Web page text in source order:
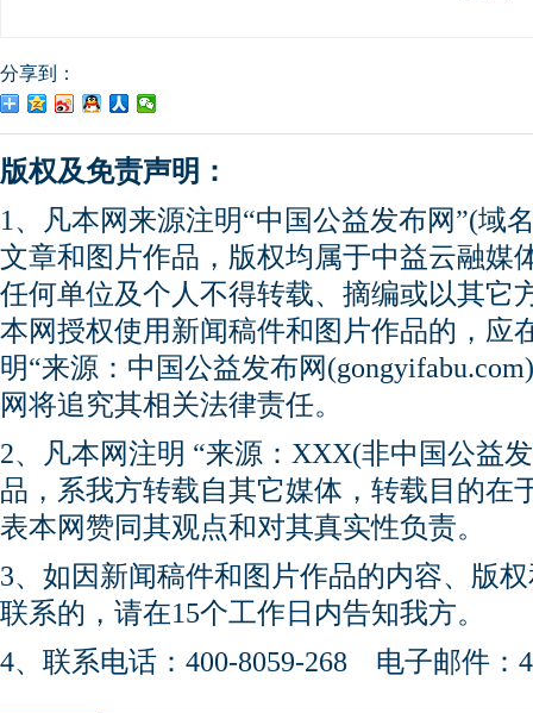
分享到：
版权及免责声明：
1、凡本网来源注明“中国公益发布网”(域
文章和图片作品，版权均属于中益云融媒
任何单位及个人不得转载、摘编或以其它
本网授权使用新闻稿件和图片作品的，应
明“来源：中国公益发布网
网将追究其相关法律责任。
2、凡本网注明 “来源：XXX(非中国公益
品，系我方转载自其它媒体，转载目的在
表本网赞同其观点和对其真实性负责。
3、如因新闻稿件和图片作品的内容、版
联系的，请在15个工作日内告知我方。
4、联系电话：400-8059-268 电子邮件：